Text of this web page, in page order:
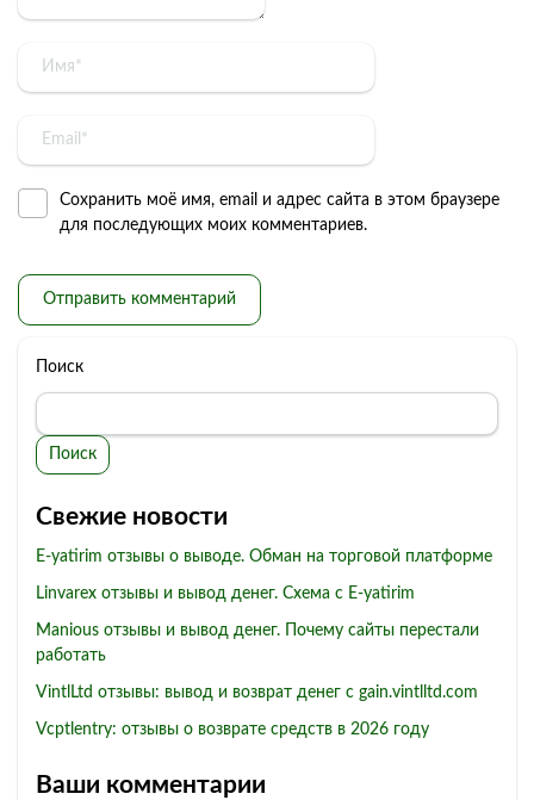
Сохранить моё имя, email и адрес сайта в этом браузере
для последующих моих комментариев.
Поиск
Поиск
Свежие новости
E-yatirim отзывы о выводе. Обман на торговой платформе
Linvarex отзывы и вывод денег. Схема с E-yatirim
Manious отзывы и вывод денег. Почему сайты перестали
работать
VintlLtd отзывы: вывод и возврат денег с gain.vintlltd.com
Vcptlentry: отзывы о возврате средств в 2026 году
Ваши комментарии